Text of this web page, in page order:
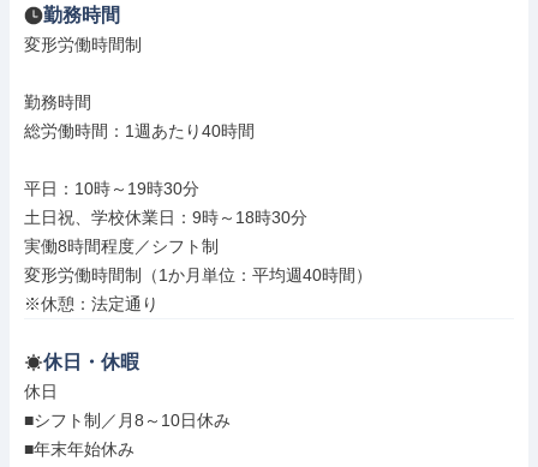
勤務時間
変形労働時間制
勤務時間
総労働時間：1週あたり40時間
平日：10時～19時30分
土日祝、学校休業日：9時～18時30分
実働8時間程度／シフト制
変形労働時間制（1か月単位：平均週40時間）
※休憩：法定通り
休日・休暇
休日
■シフト制／月8～10日休み
■年末年始休み